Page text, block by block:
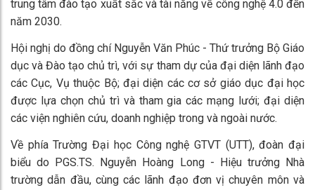
trung tâm đào tạo xuất sắc và tài năng về công nghệ 4.0 đến
năm 2030.
Hội nghị do đồng chí Nguyễn Văn Phúc - Thứ trưởng Bộ Giáo
dục và Đào tạo chủ trì, với sự tham dự của đại diện lãnh đạo
các Cục, Vụ thuộc Bộ; đại diện các cơ sở giáo dục đại học
được lựa chọn chủ trì và tham gia các mạng lưới; đại diện
các viện nghiên cứu, doanh nghiệp trong và ngoài nước.
Về phía Trường Đại học Công nghệ GTVT (UTT), đoàn đại
biểu do PGS.TS. Nguyễn Hoàng Long - Hiệu trưởng Nhà
trường dẫn đầu, cùng các lãnh đạo đơn vị chuyên môn và